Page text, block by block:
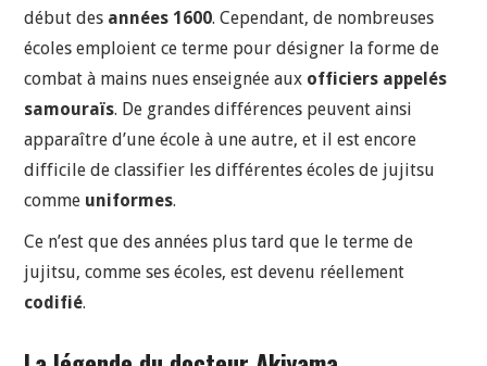
début des années 1600. Cependant, de nombreuses
écoles emploient ce terme pour désigner la forme de
combat à mains nues enseignée aux officiers appelés
samouraïs. De grandes différences peuvent ainsi
apparaître d’une école à une autre, et il est encore
difficile de classifier les différentes écoles de jujitsu
comme uniformes.
Ce n’est que des années plus tard que le terme de
jujitsu, comme ses écoles, est devenu réellement
codifié.